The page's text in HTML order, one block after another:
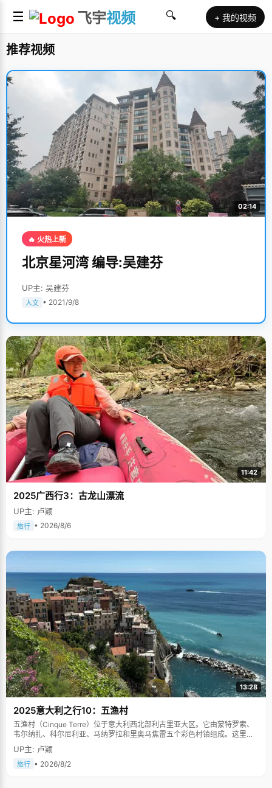
☰ 飞宇视频 🔍 + 我的视频
推荐视频
02:14
🔥 火热上新
北京星河湾 编导:吴建芬
UP主: 吴建芬
人文 • 2021/9/8
11:42
2025广西行3：古龙山漂流
UP主: 卢颖
旅行 • 2026/8/6
13:28
2025意大利之行10：五渔村
五渔村（Cinque Terre）位于意大利西北部利古里亚大区。它由蒙特罗索、
韦尔纳扎、科尔尼利亚、马纳罗拉和里奥马焦雷五个彩色村镇组成。这里依
山傍海，房屋色彩斑斓，1997年被列为世界文化遗产。
UP主: 卢颖
旅行 • 2026/8/2